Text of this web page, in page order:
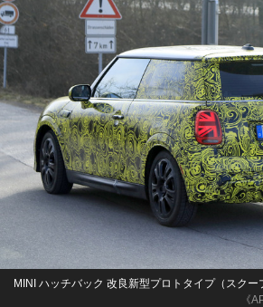
《
MINI ハッチバック 改良新型プロトタイプ（スクー